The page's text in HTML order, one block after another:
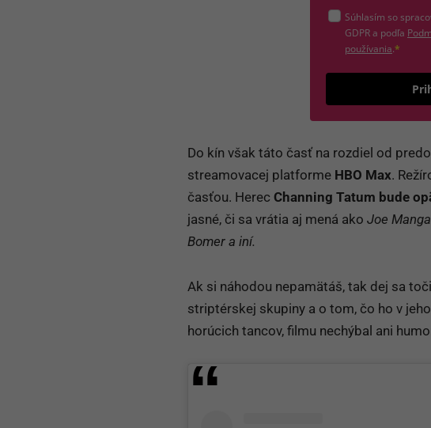
Súhlasím so
GDPR a podľa
používania(otvorí
.*
Do kín však táto časť na rozdiel od
streamovacej platforme HBO Max.
časťou. Herec Channing Tatum bude
jasné, či sa vrátia aj mená ako Joe
Bomer a iní.
Ak si náhodou nepamätáš, tak dej sa
striptérskej skupiny a o tom, čo ho v
horúcich tancov, filmu nechýbal ani